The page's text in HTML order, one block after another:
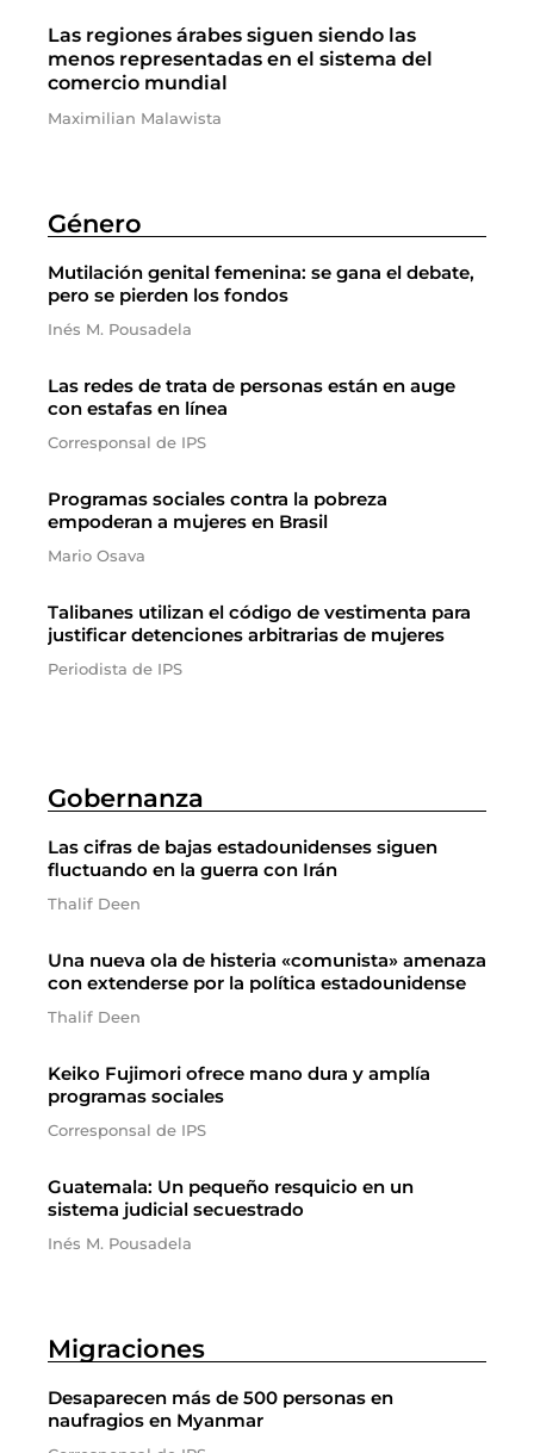
Las regiones árabes siguen siendo las
menos representadas en el sistema del
comercio mundial
Maximilian Malawista
Género
Mutilación genital femenina: se gana el debate,
pero se pierden los fondos
Inés M. Pousadela
Las redes de trata de personas están en auge
con estafas en línea
Corresponsal de IPS
Programas sociales contra la pobreza
empoderan a mujeres en Brasil
Mario Osava
Talibanes utilizan el código de vestimenta para
justificar detenciones arbitrarias de mujeres
Periodista de IPS
Gobernanza
Las cifras de bajas estadounidenses siguen
fluctuando en la guerra con Irán
Thalif Deen
Una nueva ola de histeria «comunista» amenaza
con extenderse por la política estadounidense
Thalif Deen
Keiko Fujimori ofrece mano dura y amplía
programas sociales
Corresponsal de IPS
Guatemala: Un pequeño resquicio en un
sistema judicial secuestrado
Inés M. Pousadela
Migraciones
Desaparecen más de 500 personas en
naufragios en Myanmar